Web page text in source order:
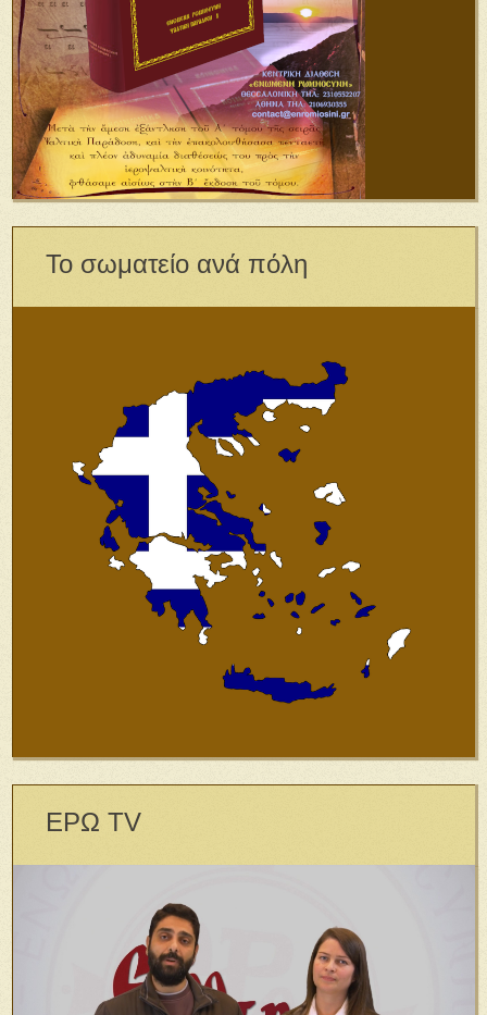
Το σωματείο ανά πόλη
ΕΡΩ TV